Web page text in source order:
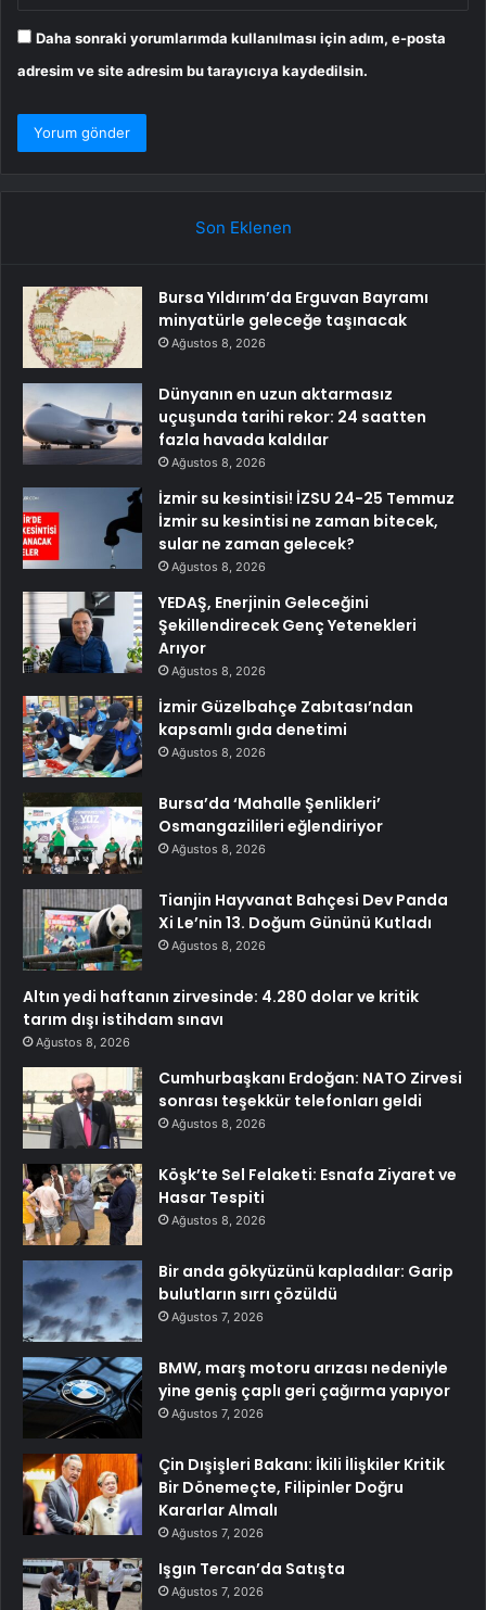
Daha sonraki yorumlarımda kullanılması için adım, e-posta
adresim ve site adresim bu tarayıcıya kaydedilsin.
Son Eklenen
Bursa Yıldırım’da Erguvan Bayramı
minyatürle geleceğe taşınacak
Ağustos 8, 2026
Dünyanın en uzun aktarmasız
uçuşunda tarihi rekor: 24 saatten
fazla havada kaldılar
Ağustos 8, 2026
İzmir su kesintisi! İZSU 24-25 Temmuz
İzmir su kesintisi ne zaman bitecek,
sular ne zaman gelecek?
Ağustos 8, 2026
YEDAŞ, Enerjinin Geleceğini
Şekillendirecek Genç Yetenekleri
Arıyor
Ağustos 8, 2026
İzmir Güzelbahçe Zabıtası’ndan
kapsamlı gıda denetimi
Ağustos 8, 2026
Bursa’da ‘Mahalle Şenlikleri’
Osmangazilileri eğlendiriyor
Ağustos 8, 2026
Tianjin Hayvanat Bahçesi Dev Panda
Xi Le’nin 13. Doğum Gününü Kutladı
Ağustos 8, 2026
Altın yedi haftanın zirvesinde: 4.280 dolar ve kritik
tarım dışı istihdam sınavı
Ağustos 8, 2026
Cumhurbaşkanı Erdoğan: NATO Zirvesi
sonrası teşekkür telefonları geldi
Ağustos 8, 2026
Köşk’te Sel Felaketi: Esnafa Ziyaret ve
Hasar Tespiti
Ağustos 8, 2026
Bir anda gökyüzünü kapladılar: Garip
bulutların sırrı çözüldü
Ağustos 7, 2026
BMW, marş motoru arızası nedeniyle
yine geniş çaplı geri çağırma yapıyor
Ağustos 7, 2026
Çin Dışişleri Bakanı: İkili İlişkiler Kritik
Bir Dönemeçte, Filipinler Doğru
Kararlar Almalı
Ağustos 7, 2026
Işgın Tercan’da Satışta
Ağustos 7, 2026